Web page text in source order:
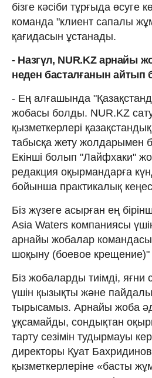
бізге кәсіби тұрғыда өсуге
команда "клиент сапалы
қағидасын ұстанады.
- Назгүл, NUR.KZ арнайы
неден басталғанын айтып
- Ең алғашында
жобасы болды. NUR.KZ сату
қызметкерлері
табысқа жету жолдарымен
Екінші болып "Лайфхаки"
редакция оқырмандарға
бойынша практикалық
Біз жүзеге асырған ең
Asia Waters компаниясы
арнайы жобалар командасы
шоқыну (боевое
Біз жобаларды тиімді, яғни
үшін қызықты және
тырысамыз. Арнайы жоба
ұқсамайды, сондықтан
тарту сезімін тудырмауы
директоры Қуат
қызметкерлеріне «басты